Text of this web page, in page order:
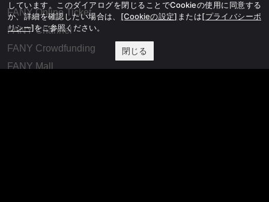
FANY Online Ticket
FANY Channel
FANY Crowdfunding
FANY Mall
しています。このダイアログを閉じることでCookieの使用に同意する
か、詳細を確認したい場合は、 [Cookieの設定] または[プライバシーポ
リシー]をご参照ください。
閉じる